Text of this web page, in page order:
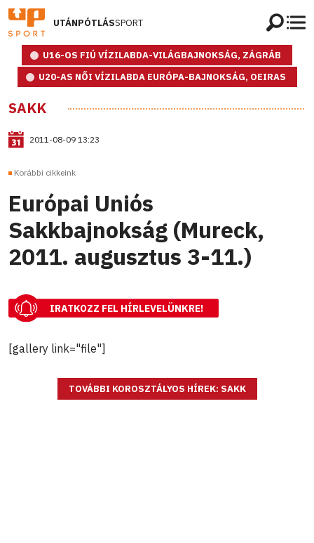
UTÁNPÓTLÁSSPORT
U16-OS FIÚ VÍZILABDA-VILÁGBAJNOKSÁG, ZÁGRÁB
U20-AS NŐI VÍZILABDA EURÓPA-BAJNOKSÁG, OEIRAS
SAKK
2011-08-09 13:23
Korábbi cikkeink
Európai Uniós
Sakkbajnokság (Mureck,
2011. augusztus 3-11.)
IRATKOZZ FEL HÍRLEVELÜNKRE!
[gallery link="file"]
TOVÁBBI KOROSZTÁLYOS HÍREK: SAKK